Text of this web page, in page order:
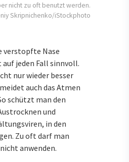
nicht zu oft benutzt werden.
Skripnichenko/iStockphoto
verstopfte Nase
jeden Fall sinnvoll.
nur wieder besser
auch das Atmen
schützt man den
und
in den
Zu oft darf man
anwenden.